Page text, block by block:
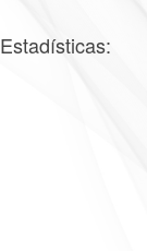
Estadísticas: